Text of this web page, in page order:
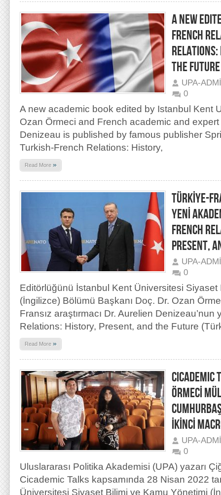
A NEW
FRENCH
THE FUTURE
UPA-
0
A new academic book edited by Istanbul Kent
Ozan Örmeci and French academic and
Denizeau is published by famous publisher
Turkish-French Relations: History,
Read More »
TÜRKİYE-
YENİ
FRENCH
PRESENT,
UPA-
0
Editörlüğünü İstanbul Kent Üniversitesi
(İngilizce) Bölümü Başkanı Doç. Dr. Ozan
Fransız araştırmacı Dr. Aurelien Denizeau’nun
Relations: History, Present, and the Future
Read More »
CICADEMIC
ÖRMECİ
İKİNCİ
UPA-
0
Uluslararası Politika Akademisi (UPA) yazarı
Cicademic Talks kapsamında 28 Nisan 2022
Üniversitesi Siyaset Bilimi ve Kamu Yönetimi